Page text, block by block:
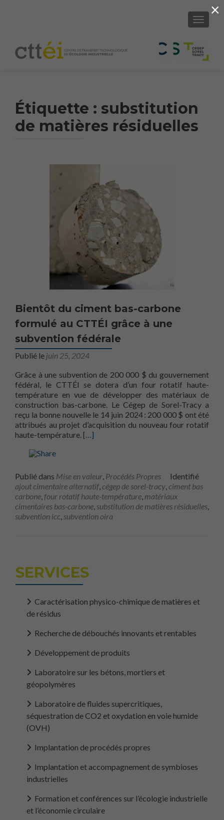
Étiquette : substitution
de matières résiduelles
Bientôt du ciment bas-carbone
formulé au CTTÉI grâce à une
subvention fédérale
Publié le juin 25, 2024
Grâce à une subvention de 200 000 $ du gouvernement
fédéral, le CTTÉI se dotera d’un four rotatif haute-
température en vue de développer des matériaux de
construction bas-carbone. Le Cégep de Sorel-Tracy a
reçu la bonne nouvelle le 14 juin 2024 : 200 000 $ ont été
attribués au projet d’acquisition du nouveau four rotatif
haute-température.En savoir plus surBientôt du ciment
[…]
Publié dans Mise en valeur, Procédés Propres
Identifié
ajout cimentaire alternatif,cégep de sorel-tracy,ciment bas
carbone, four rotatif haute-température, matériaux
cimentaires bas-carbone,substitution de matières résiduelles,
subvention icc,subvention oira
SERVICES
Caractérisation physico-chimique de matières et
de résidus
Recherche de débouchés innovants et rentables
Développement de produits
Laboratoire sur les bétons, mortiers et
géopolymères
Laboratoire de fluides supercritiques,
séquestration de CO2 et oxydation en voie humide
(OVH)
Implantation de procédés propres
Implantation et accompagnement de symbioses
industrielles
Formation et conférences sur l’écologie industrielle
et l’économie circulaire
×